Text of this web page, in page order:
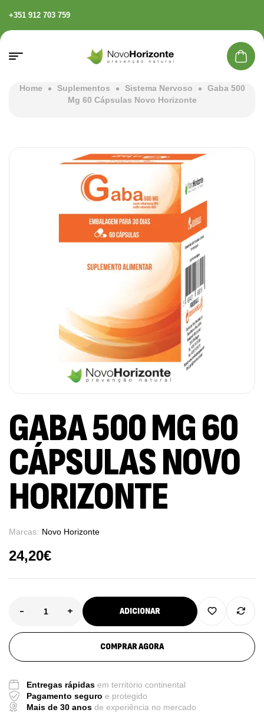
+351 912 703 759
Home Suplementos Sistema Nervoso
Gaba 500
Mg 60 Cápsulas Novo Horizonte
GABA 500 MG 60
CÁPSULAS NOVO
HORIZONTE
Marcas: Novo Horizonte
24,20€
- + ADICIONAR
COMPRAR AGORA
Entregas rápidas em território continental
Pagamento seguro e protegido
Mais de 30 anos de experiência no mercado